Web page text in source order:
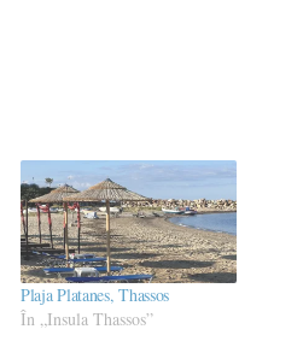
Plaja Platanes, Thassos
În „Insula Thassos”